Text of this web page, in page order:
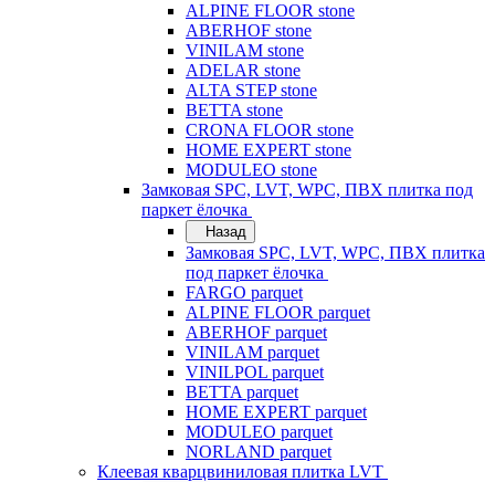
ALPINE FLOOR stone
ABERHOF stone
VINILAM stone
ADELAR stone
ALTA STEP stone
BETTA stone
CRONA FLOOR stone
HOME EXPERT stone
MODULEO stone
Замковая SPC, LVT, WPC, ПВХ плитка под
паркет ёлочка
Назад
Замковая SPC, LVT, WPC, ПВХ плитка
под паркет ёлочка
FARGO parquet
ALPINE FLOOR parquet
ABERHOF parquet
VINILAM parquet
VINILPOL parquet
BETTA parquet
HOME EXPERT parquet
MODULEO parquet
NORLAND parquet
Клеевая кварцвиниловая плитка LVT